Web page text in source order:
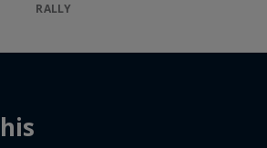
RALLY